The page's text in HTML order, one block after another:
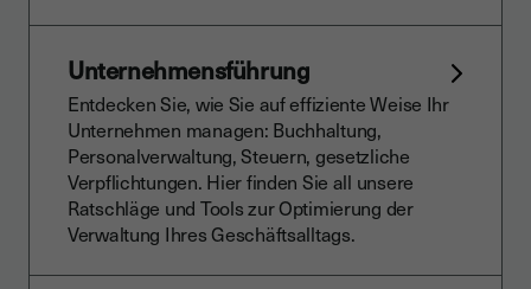
Unternehmensführung
Entdecken Sie, wie Sie auf effiziente Weise Ihr
Unternehmen managen: Buchhaltung,
Personalverwaltung, Steuern, gesetzliche
Verpflichtungen. Hier finden Sie all unsere
Ratschläge und Tools zur Optimierung der
Verwaltung Ihres Geschäftsalltags.